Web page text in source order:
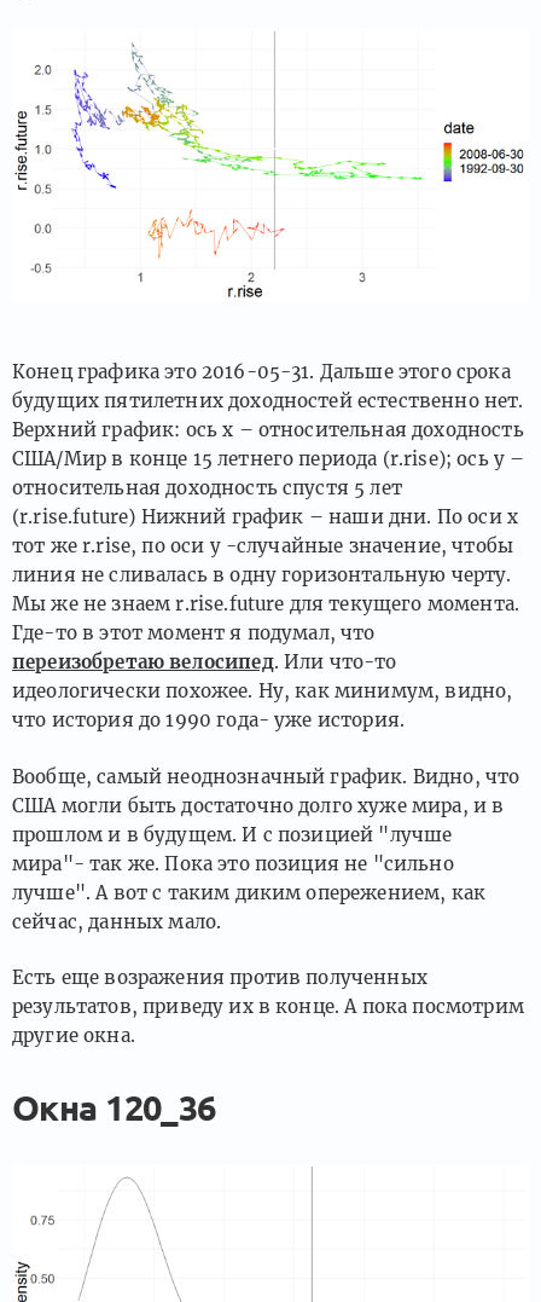
Конец графика это 2016-05-31. Дальше этого срока
будущих пятилетних доходностей естественно нет.
Верхний график: ось x – относительная доходность
США/Мир в конце 15 летнего периода (r.rise); ось y –
относительная доходность спустя 5 лет
(r.rise.future) Нижний график – наши дни. По оси x
тот же r.rise, по оси y -случайные значение, чтобы
линия не сливалась в одну горизонтальную черту.
Мы же не знаем r.rise.future для текущего момента.
Где-то в этот момент я подумал, что
переизобретаю велосипед. Или что-то
идеологически похожее. Ну, как минимум, видно,
что история до 1990 года- уже история.
Вообще, самый неоднозначный график. Видно, что
США могли быть достаточно долго хуже мира, и в
прошлом и в будущем. И с позицией "лучше
мира"- так же. Пока это позиция не "сильно
лучше". А вот с таким диким опережением, как
сейчас, данных мало.
Есть еще возражения против полученных
результатов, приведу их в конце. А пока посмотрим
другие окна.
Окна 120_36